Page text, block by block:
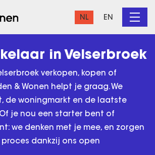
NL EN
in Velserbroek
verkopen, kopen of
& Wonen helpt je graag. We
de woningmarkt en de laatste
je nou een starter bent of
we denken met je mee, en zorgen
dankzij ons open